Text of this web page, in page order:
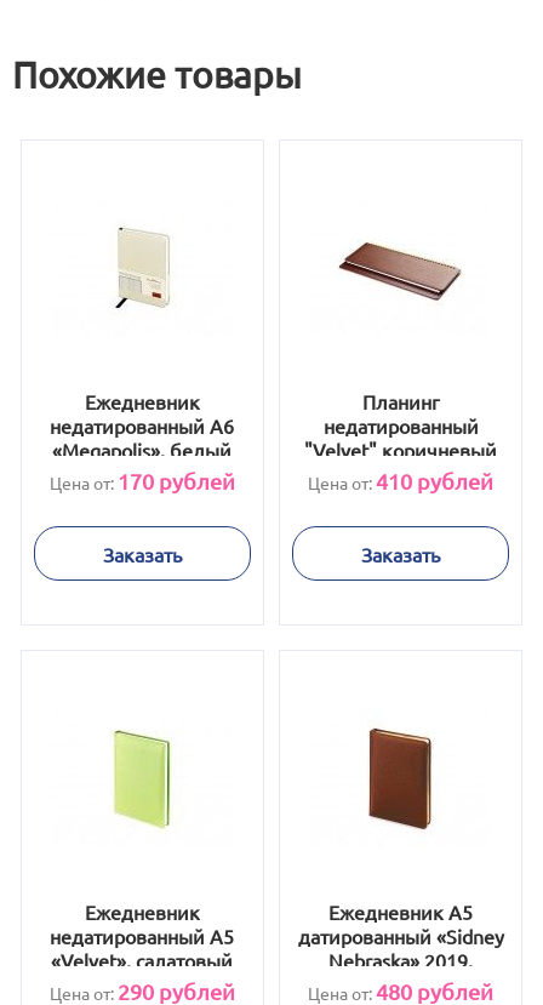
Похожие товары
Ежедневник
недатированный А6
«Megapolis», белый
Цена от: 170рублей
Заказать
Планинг
недатированный
"Velvet" коричневый
Цена от:410 рублей
Заказать
Ежедневник
недатированный А5
«Velvet», салатовый
Цена от: 290рублей
Ежедневник А5
датированный «Sidney
Nebraska» 2019,
коричневый
Цена от:480 рублей